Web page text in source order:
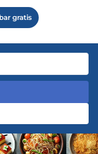
gratis